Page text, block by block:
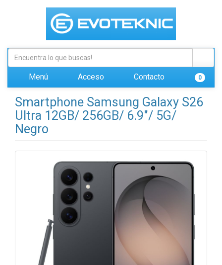
Menú Acceso Contacto 0
Smartphone Samsung Galaxy S26
Ultra 12GB/ 256GB/ 6.9"/ 5G/
Negro